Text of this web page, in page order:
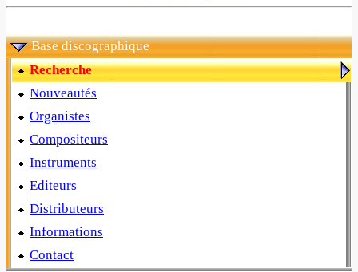
Base discographique
Recherche
Nouveautés
Organistes
Compositeurs
Instruments
Editeurs
Distributeurs
Informations
Contact